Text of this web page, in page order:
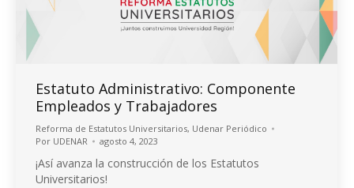
Estatuto Administrativo: Componente
Empleados y Trabajadores
Reforma de Estatutos Universitarios, Udenar Periódico
Por UDENAR agosto 4, 2023
¡Así avanza la construcción de los Estatutos
Universitarios!